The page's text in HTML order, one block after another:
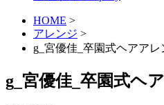
HOME >
アレンジ >
g_宮優佳_卒園式ヘアアレ
g_宮優佳_卒園式ヘ